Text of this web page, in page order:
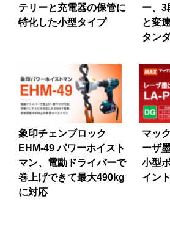
テリーと充電器の保管に
特化した小型タイプ
ー、3
と変
タン
象印チェンブロック
EHM-49 パワーホイスト
マン、電動ドライバーで
巻上げできて最大490kg
に対応
マッ
ーザ
小型
イン